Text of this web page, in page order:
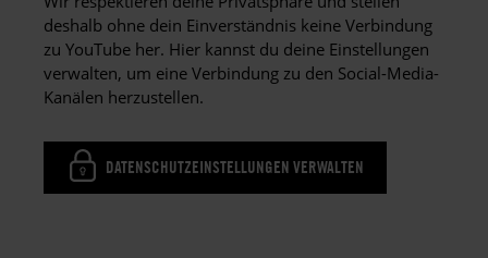
deshalb ohne dein Einverständnis keine Verbindung
zu YouTube her. Hier kannst du deine Einstellungen
verwalten, um eine Verbindung zu den Social-Media-
Kanälen herzustellen.
DATENSCHUTZEINSTELLUNGEN VERWALTEN